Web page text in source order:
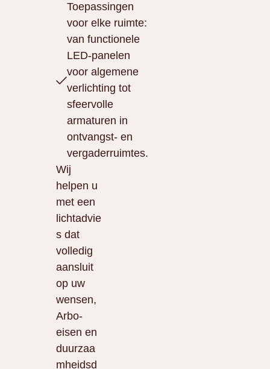
Toepassingen
voor elke ruimte:
van functionele
LED-panelen
voor algemene
verlichting tot
sfeervolle
armaturen in
ontvangst- en
vergaderruimtes.
Wij
helpen u
met een
lichtadvie
s dat
volledig
aansluit
op uw
wensen,
Arbo-
eisen en
duurzaa
mheidsd